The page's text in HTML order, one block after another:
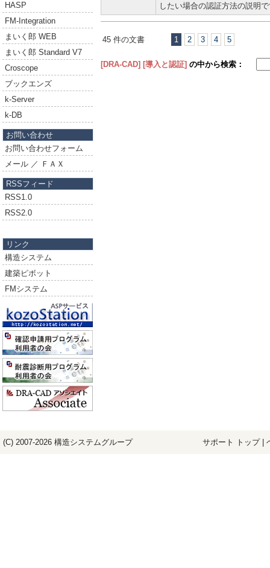
HASP
FM-Integration
まいく郎 WEB
まいく郎 Standard V7
Croscope
ブックエンズ
k-Server
k-DB
お問い合わせ
お問い合わせフォーム
メール ／ ＦＡＸ
RSSフィード
RSS1.0
RSS2.0
リンク
構造システム
建築ピボット
FMシステム
したい場合の認証方法の説明
45 件の文書 1 2 3 4 5
[DRA-CAD] [導入と認証] の中から検索：
(C) 2007-2026 構造システムグループ サポート トップ|